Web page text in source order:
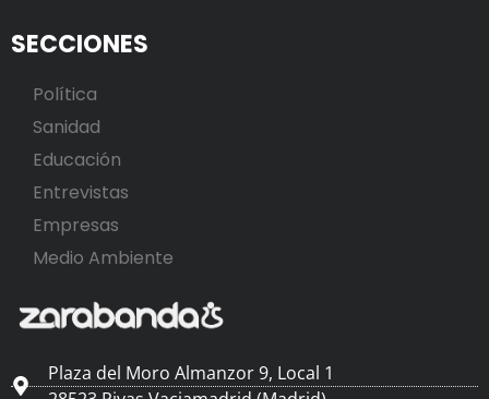
SECCIONES
Política
Sanidad
Educación
Entrevistas
Empresas
Medio Ambiente
Plaza del Moro Almanzor 9, Local 1